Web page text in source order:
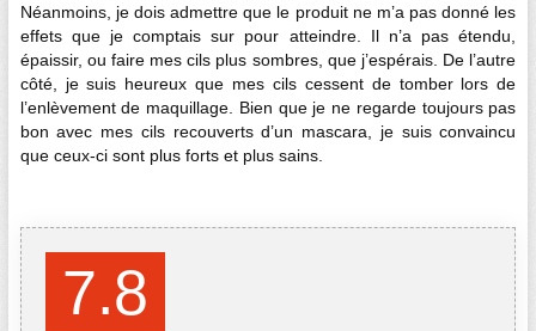
Néanmoins, je dois admettre que le produit ne m’a pas donné les
effets que je comptais sur pour atteindre. Il n’a pas étendu,
épaissir, ou faire mes cils plus sombres, que j’espérais. De l’autre
côté, je suis heureux que mes cils cessent de tomber lors de
l’enlèvement de maquillage. Bien que je ne regarde toujours pas
bon avec mes cils recouverts d’un mascara, je suis convaincu
que ceux-ci sont plus forts et plus sains.
7.8